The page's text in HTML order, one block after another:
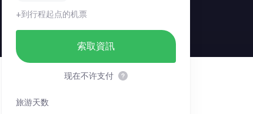
+到行程起点的机票
索取資訊
现在不许支付
旅游天数